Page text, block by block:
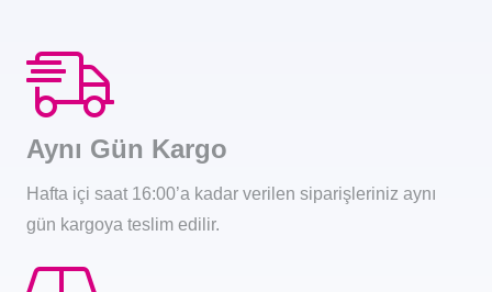
Aynı Gün Kargo
Hafta içi saat 16:00’a kadar verilen siparişleriniz aynı
gün kargoya teslim edilir.